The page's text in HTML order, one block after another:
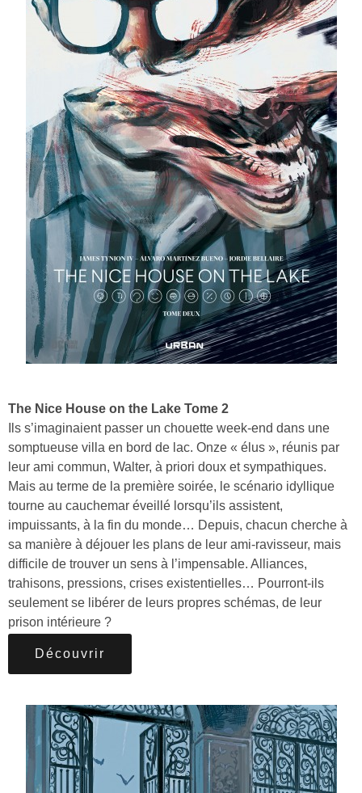
The Nice House on the Lake Tome 2
Ils s’imaginaient passer un chouette week-end dans une
somptueuse villa en bord de lac. Onze « élus », réunis par
leur ami commun, Walter, à priori doux et sympathiques.
Mais au terme de la première soirée, le scénario idyllique
tourne au cauchemar éveillé lorsqu’ils assistent,
impuissants, à la fin du monde… Depuis, chacun cherche à
sa manière à déjouer les plans de leur ami-ravisseur, mais
difficile de trouver un sens à l’impensable. Alliances,
trahisons, pressions, crises existentielles… Pourront-ils
seulement se libérer de leurs propres schémas, de leur
prison intérieure ?
Découvrir